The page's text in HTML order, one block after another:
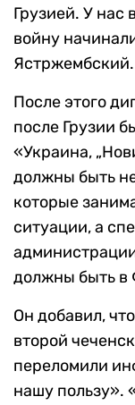
Грузией. У нас
войну
Ястржембский.
После этого
после Грузии
«Украина,
должны быть
которые
ситуации, а
должны быть
Он добавил,
второй
переломили
нашу пользу».